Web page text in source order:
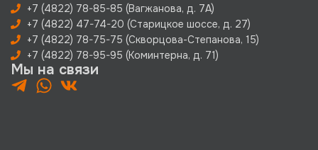
+7 (4822) 78-85-85 (Вагжанова, д. 7А)
+7 (4822) 47-74-20 (Старицкое шоссе, д. 27)
+7 (4822) 78-75-75 (Скворцова-Степанова, 15)
+7 (4822) 78-95-95 (Коминтерна, д. 71)
Мы на связи